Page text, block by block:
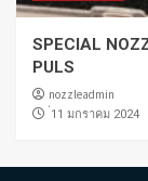
SPECIAL
PULS
nozzleadmin
่11 มกราคม 2024